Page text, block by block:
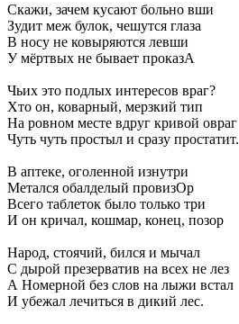
Скажи, зачем кусают больно вши
Зудит меж булок, чешутся глаза
В носу не ковыряются левши
У мёртвых не бывает проказА
Чьих это подлых интересов враг?
Хто он, коварный, мерзкий тип
На ровном месте вдруг кривой овраг
Чуть чуть простыл и сразу простатит.
В аптеке, оголенной изнутри
Метался обалделый провизОр
Всего таблеток было только три
И он кричал, кошмар, конец, позор
Народ, стоячий, бился и мычал
С дырой презерватив на всех не лез
А Номерной без слов на лыжи встал
И убежал лечиться в дикий лес.